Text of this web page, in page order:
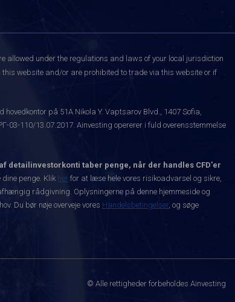
allowed under the regulations and laws of your local jurisdiction
this website and/or are prohibited to trade via this website or if
på 51A Nikola Y. Vaptsarov Blvd., 1407 Sofia,
03-110/13.07.2017. Ainvesting opererer i fuld overensstemmelse
af detailinvestorkonti taber penge, når der handles CFD'er
penge. Klik her for at læse hele vores risikoadvarsel og sikre,
rådgivning. Oplysningerne på denne hjemmeside og
Du bør nøje overveje vores Handelsbetingelser, og søge
© Alle rettigheder forbeholdes Ainvesting